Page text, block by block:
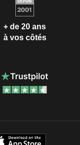
+ de 20 ans
à vos côtés